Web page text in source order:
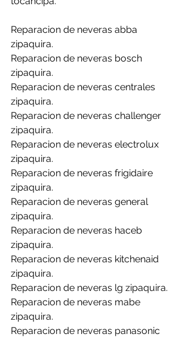
Reparacion de neveras abba
zipaquira.
Reparacion de neveras bosch
zipaquira.
Reparacion de neveras centrales
zipaquira.
Reparacion de neveras challenger
zipaquira.
Reparacion de neveras electrolux
zipaquira.
Reparacion de neveras frigidaire
zipaquira.
Reparacion de neveras general
zipaquira.
Reparacion de neveras haceb
zipaquira.
Reparacion de neveras kitchenaid
zipaquira.
Reparacion de neveras lg zipaquira.
Reparacion de neveras mabe
zipaquira.
Reparacion de neveras panasonic